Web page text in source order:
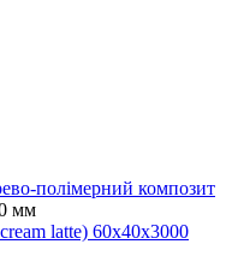
полімерний композит
мм